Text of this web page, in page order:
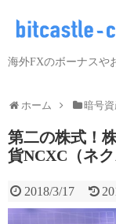
海外FXのボーナスや
ホーム 暗号資
第二の株式！
貨NCXC（ネ
2018/3/17